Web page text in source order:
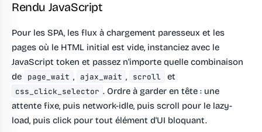
Rendu JavaScript
Pour les SPA, les flux à chargement paresseux et les
pages où le HTML initial est vide, instanciez avec le
JavaScript token et passez n'importe quelle combinaison
de
page_wait , ajax_wait , scroll et
css_click_selector . Ordre à garder en tête : une
attente fixe, puis network-idle, puis scroll pour le lazy-
load, puis click pour tout élément d'UI bloquant.